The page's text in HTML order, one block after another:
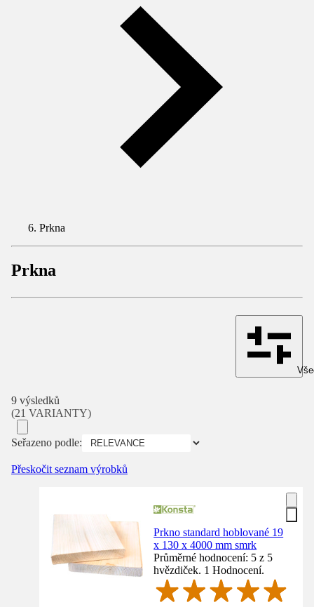
Prkna
Prkna
9 výsledků
(21 VARIANTY)
Seřazeno podle:
Přeskočit seznam výrobků
Prkno standard hoblované 19
x 130 x 4000 mm smrk
Průměrné hodnocení: 5 z 5
hvězdiček. 1 Hodnocení.